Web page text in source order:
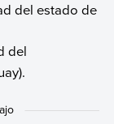
del estado de
del